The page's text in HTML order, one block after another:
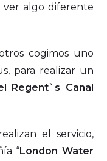
ver algo diferente
cogimos uno
para realizar un
Regent`s Canal
el servicio,
“London Water